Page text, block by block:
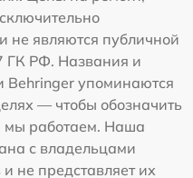
не являются публичной
ГК РФ. Названия и
Behringer упоминаются
— чтобы обозначить
мы работаем. Наша
с владельцами
не представляет их